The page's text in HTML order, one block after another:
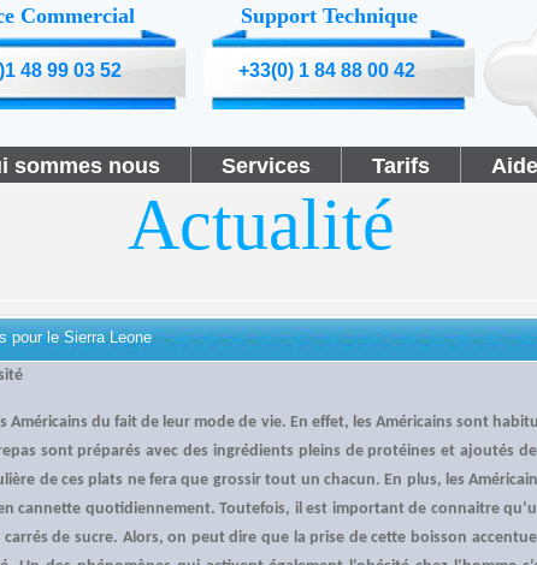
48 99 03 52
Commercial
+33(0) 1 84 88 00 42
Support Technique
sommes nous Services Tarifs Aide
Actualité
pour le Sierra Leone
Américains du fait de leur mode de vie. En effet, les Américains sont
sont préparés avec des ingrédients pleins de protéines et ajoutés
de ces plats ne fera que grossir tout un chacun. En plus, les
cannette quotidiennement. Toutefois, il est important de connaitre
de sucre. Alors, on peut dire que la prise de cette boisson